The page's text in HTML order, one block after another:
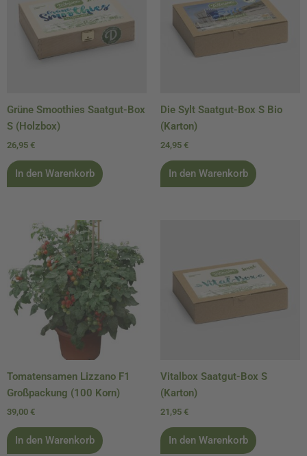
Grüne Smoothies Saatgut-Box
S (Holzbox)
26,95 €
In den Warenkorb
Die Sylt Saatgut-Box S Bio
(Karton)
24,95 €
In den Warenkorb
Tomatensamen Lizzano F1
Großpackung (100 Korn)
39,00 €
In den Warenkorb
Vitalbox Saatgut-Box S
(Karton)
21,95 €
In den Warenkorb